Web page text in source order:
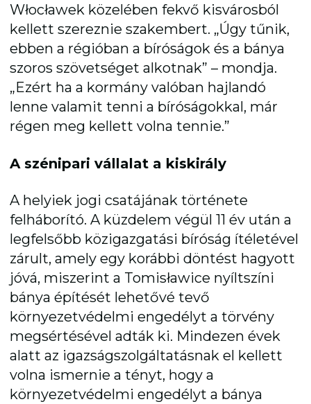
Włocławek közelében fekvő kisvárosból
kellett szereznie szakembert. „Úgy tűnik,
ebben a régióban a bíróságok és a bánya
szoros szövetséget alkotnak” – mondja.
„Ezért ha a kormány valóban hajlandó
lenne valamit tenni a bíróságokkal, már
régen meg kellett volna tennie.”
A szénipari vállalat a kiskirály
A helyiek jogi csatájának története
felháborító. A küzdelem végül 11 év után a
legfelsőbb közigazgatási bíróság ítéletével
zárult, amely egy korábbi döntést hagyott
jóvá, miszerint a Tomisławice nyíltszíni
bánya építését lehetővé tevő
környezetvédelmi engedélyt a törvény
megsértésével adták ki. Mindezen évek
alatt az igazságszolgáltatásnak el kellett
volna ismernie a tényt, hogy a
környezetvédelmi engedélyt a bánya